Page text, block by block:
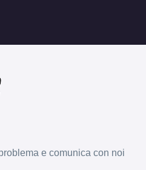
e comunica con noi